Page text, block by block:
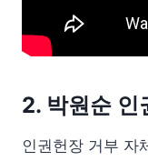
2. 박원순 인
인권헌장 거부 자